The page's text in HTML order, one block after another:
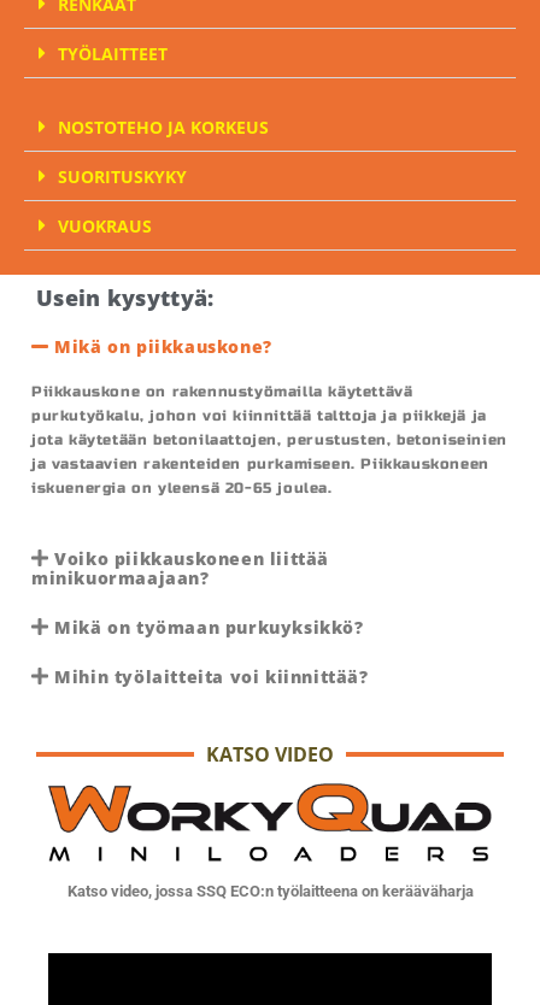
RENKAAT
TYÖLAITTEET
NOSTOTEHO JA KORKEUS
SUORITUSKYKY
VUOKRAUS
Usein kysyttyä:
Mikä on piikkauskone?
Piikkauskone on rakennustyömailla käytettävä
purkutyökalu, johon voi kiinnittää talttoja ja piikkejä ja
jota käytetään betonilaattojen, perustusten, betoniseinien
ja vastaavien rakenteiden purkamiseen. Piikkauskoneen
iskuenergia on yleensä 20-65 joulea.
Voiko piikkauskoneen liittää
minikuormaajaan?
Mikä on työmaan purkuyksikkö?
Mihin työlaitteita voi kiinnittää?
KATSO VIDEO
Katso video, jossa SSQ ECO:n työlaitteena on kerääväharja